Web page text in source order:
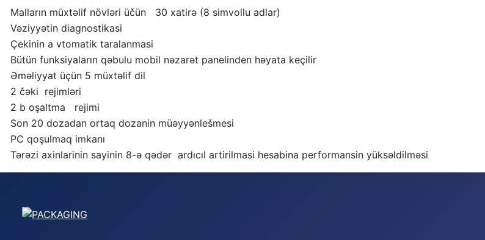
Malların müxtəlif növləri üčün 30 xatirə (8 simvollu adlar)
Vəziyyətin diagnostikasi
Çekinin a vtomatik taralanmasi
Bütün funksiyaların qəbulu mobil nəzarət panelinden həyata keçilir
Əməliyyat üçün 5 müxtəlif dil
2 čəki rejimləri
2 b oşaltma rejimi
Son 20 dozadan ortaq dozanin müəyyənlešmesi
PC qoşulmaq imkanı
Tərəzi axinlarinin sayinin 8-ə qədər ardıcıl artirilmasi hesabina performansin yüksəldilməsi